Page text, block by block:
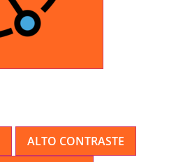
ALTO CONTRASTE